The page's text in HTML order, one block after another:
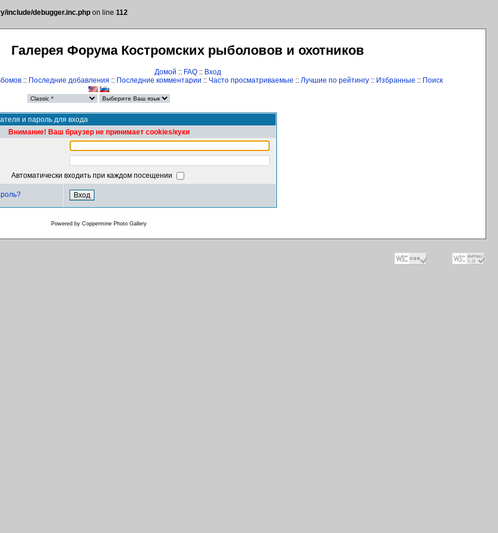
include/debugger.inc.php on line 112
Галерея Форума Костромских рыболовов и охотников
Домой :: FAQ :: Вход
:: Последние добавления :: Последние комментарии :: Часто просматриваемые :: Лучшие по рейтингу:: Избранные :: Поиск
и пароль для входа
Внимание! Ваш браузер не принимает cookies/куки
Автоматически входить при каждом посещении
Powered by Coppermine Photo Gallery